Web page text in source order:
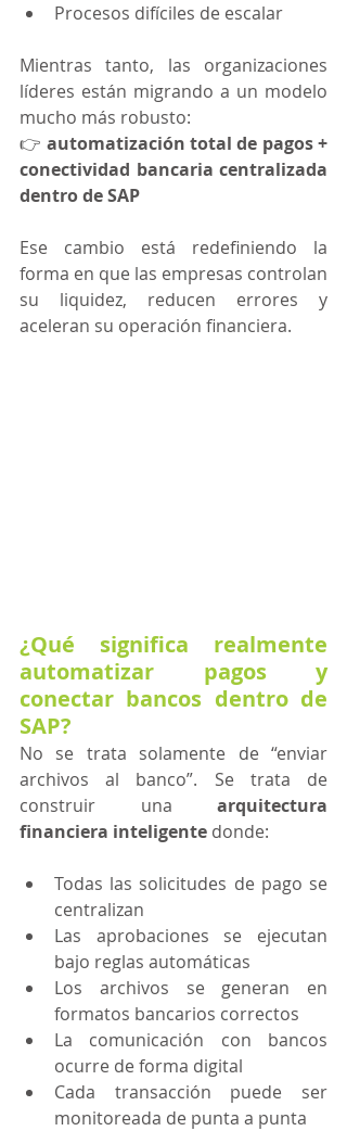
Procesos difíciles de escalar
Mientras tanto, las organizaciones
líderes están migrando a un modelo
mucho más robusto:
👉 automatización total de pagos +
conectividad bancaria centralizada
dentro de SAP
Ese cambio está redefiniendo la
forma en que las empresas controlan
su liquidez, reducen errores y
aceleran su operación financiera.
¿Qué significa realmente
automatizar pagos y
conectar bancos dentro de
SAP?
No se trata solamente de “enviar
archivos al banco”. Se trata de
construir una arquitectura
financiera inteligente donde:
Todas las solicitudes de pago se
centralizan
Las aprobaciones se ejecutan
bajo reglas automáticas
Los archivos se generan en
formatos bancarios correctos
La comunicación con bancos
ocurre de forma digital
Cada transacción puede ser
monitoreada de punta a punta